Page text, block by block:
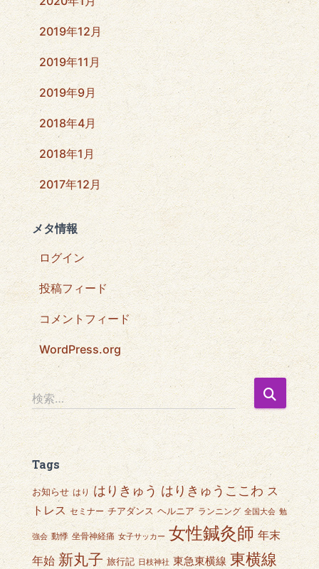
2019年12月
2019年11月
2019年9月
2018年4月
2018年1月
2017年12月
メタ情報
ログイン
投稿フィード
コメントフィード
WordPress.org
検
索
検索…
Tags
お知らせ はり はりきゅう はりきゅうここわ ス
トレス セミナー チアダンス ヘルニア ランニング 全国大会 勉
強会 動悸 坐骨神経痛 女子サッカー 女性鍼灸師 年末
年始 新丸子 旅行記 日枝神社 東急東横線 東横線